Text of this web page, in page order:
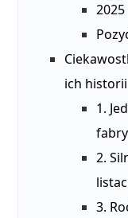
ich historii
1.
2.
3.